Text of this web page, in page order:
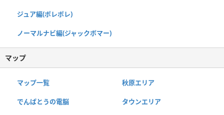
ジュア編(ポレポレ)
ノーマルナビ編(ジャックボマー)
マップ
マップ一覧 秋原エリア
でんぱとうの電脳 タウンエリア